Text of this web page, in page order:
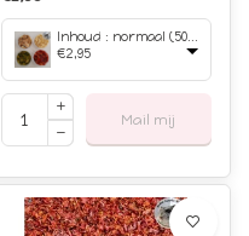
Inhoud : normaal (50 ml bakjes)
€2,95
Mail mij